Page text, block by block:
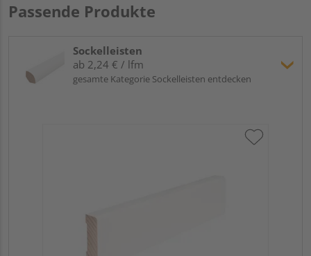
Passende Produkte
Sockelleisten
ab 2,24 € / lfm
gesamte Kategorie Sockelleisten entdecken